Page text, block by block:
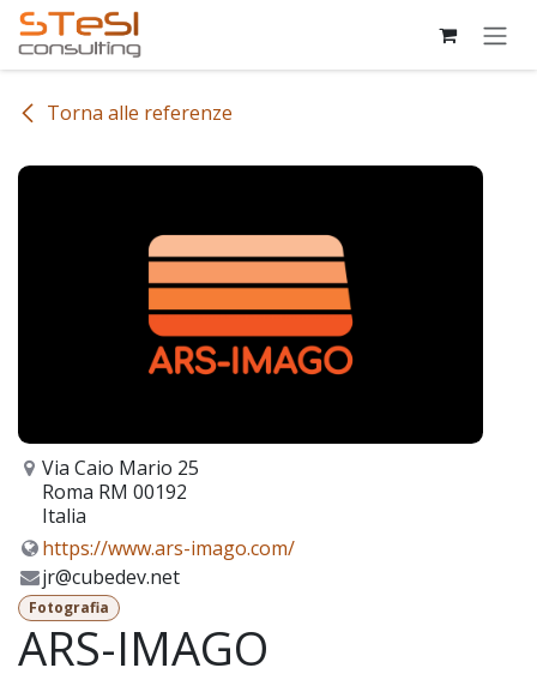
Passa al contenuto
Torna alle referenze
Via Caio Mario 25
Roma RM 00192
Italia
https://www.ars-imago.com/
jr@cubedev.net
Fotografia
ARS-IMAGO